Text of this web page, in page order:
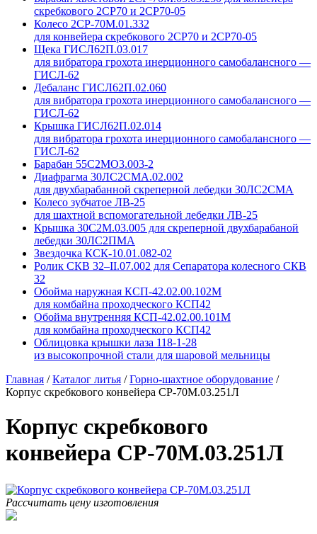
скребкового 2СР70 и 2СР70-05
Колесо 2СР-70М.01.332
для конвейера скребкового 2СР70 и 2СР70-05
Щека ГИСЛ62П.03.017
для вибратора грохота инерционного самобалансного —
ГИСЛ-62
Дебаланс ГИСЛ62П.02.060
для вибратора грохота инерционного самобалансного —
ГИСЛ-62
Крышка ГИСЛ62П.02.014
для вибратора грохота инерционного самобалансного —
ГИСЛ-62
Барабан 55С2МО3.003-2
Диафрагма 30ЛС2СМА.02.002
для двухбарабанной скреперной лебедки 30ЛС2СМА
Колесо зубчатое ЛВ-25
для шахтной вспомогательной лебедки ЛВ-25
Крышка 30С2М.03.005 для скреперной двухбарабаной
лебедки 30ЛС2ПМА
Звездочка КСК-10.01.082-02
Ролик СКВ 32–II.07.002 для Сепаратора колесного СКВ
32
Обойма наружная КСП-42.02.00.102М
для комбайна проходческого КСП42
Обойма внутренняя КСП-42.02.00.101М
для комбайна проходческого КСП42
Облицовка крышки лаза 118-1-28
из высокопрочной стали для шаровой мельницы
Главная /Каталог литья /Горно-шахтное оборудование /
Корпус скребкового конвейера СР-70М.03.251Л
Корпус скребкового
конвейера СР-70М.03.251Л
Рассчитать цену изготовления